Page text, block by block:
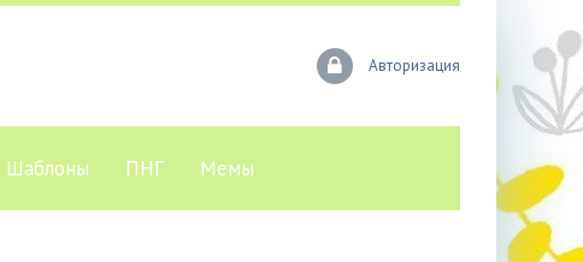
Авторизация
Шаблоны ПНГ Мемы